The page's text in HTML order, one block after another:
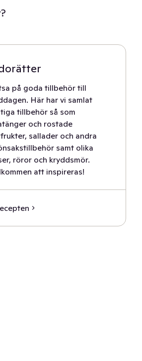
på goda tillbehör till
Här har vi samlat
tillbehör så som
och rostade
sallader och andra
samt olika
röror och kryddsmör.
att inspireras!